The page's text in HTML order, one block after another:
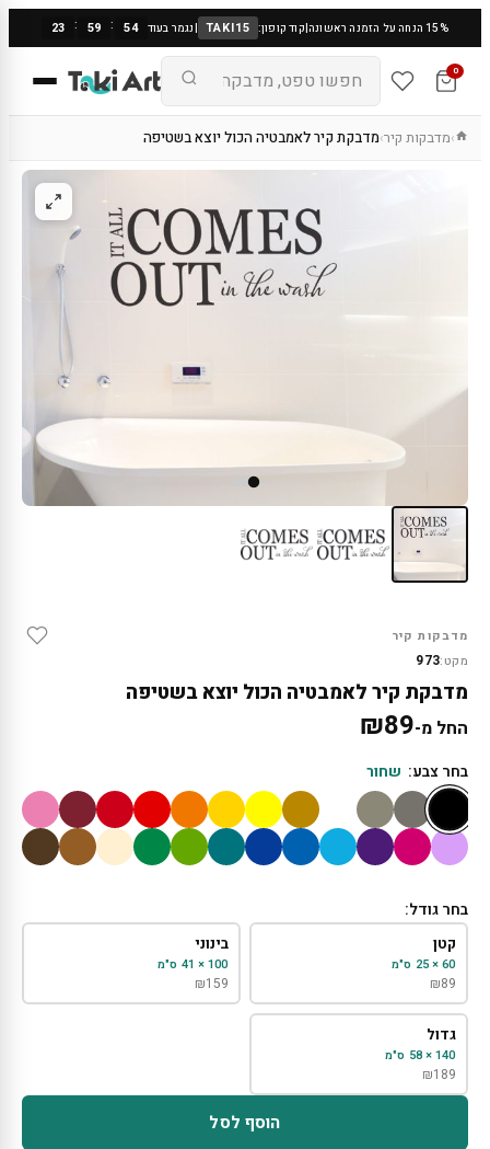
15% הנחה על הזמנה ראשונה |קוד קופון: TAKI15
|נגמר בעוד 23 : 59 : 53
0
›מדבקות קיר›מדבקת קיר לאמבטיה הכול יוצא בשטיפה
מדבקות קיר
מקט:973
מדבקת קיר לאמבטיה הכול יוצא בשטיפה
החל מ- ₪89
בחר צבע: שחור
בחר גודל:
קטן
60 × 25 ס"מ
₪89
בינוני
100 × 41 ס"מ
₪159
גדול
140 × 58 ס"מ
₪189
הוסף לסל